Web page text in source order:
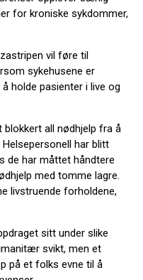
for kroniske sykdommer,
vil føre til
sykehusene er
holde pasienter i live og
blokkert all nødhjelp fra å
har blitt
de har måttet håndtere
med tomme lagre.
livstruende forholdene,
sitt under slike
svikt, men et
på et folks evne til å